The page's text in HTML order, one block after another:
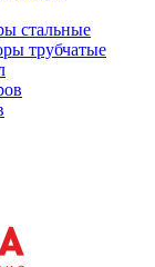
стальные
трубчатые